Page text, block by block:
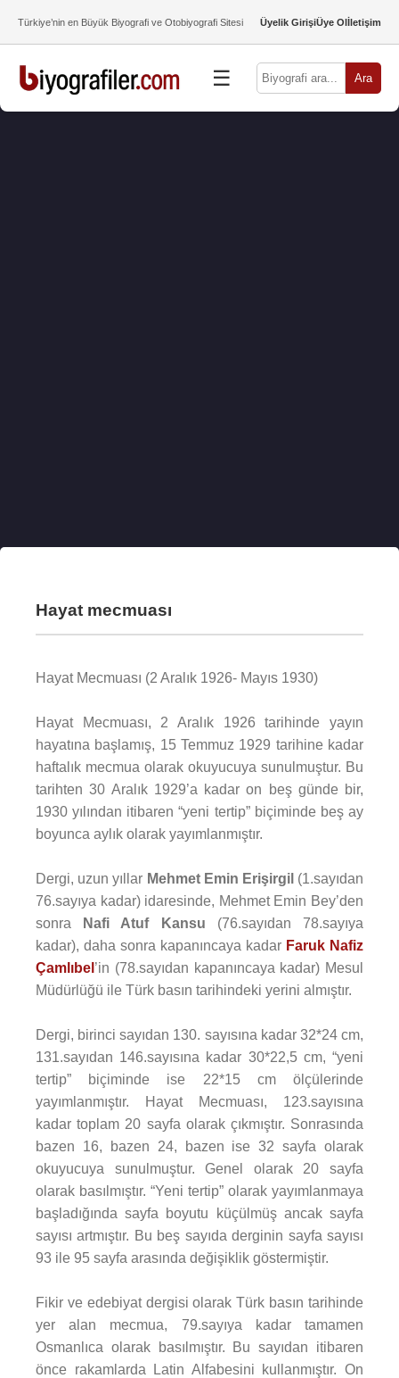
Türkiye’nin en Büyük Biyografi ve Otobiyografi Sitesi Üyelik GirişiÜye Olİletişim
☰ Ara
Hayat mecmuası
Hayat Mecmuası (2 Aralık 1926- Mayıs 1930)
Hayat Mecmuası, 2 Aralık 1926 tarihinde yayın
hayatına başlamış, 15 Temmuz 1929 tarihine kadar
haftalık mecmua olarak okuyucuya sunulmuştur. Bu
tarihten 30 Aralık 1929’a kadar on beş günde bir,
1930 yılından itibaren “yeni tertip” biçiminde beş ay
boyunca aylık olarak yayımlanmıştır.
Dergi, uzun yıllar Mehmet Emin Erişirgil (1.sayıdan
76.sayıya kadar) idaresinde, Mehmet Emin Bey’den
sonra
Nafi Atuf Kansu (76.sayıdan 78.sayıya
kadar), daha sonra kapanıncaya kadar Faruk Nafiz
Çamlıbel ’in (78.sayıdan kapanıncaya kadar) Mesul
Müdürlüğü ile Türk basın tarihindeki yerini almıştır.
Dergi, birinci sayıdan 130. sayısına kadar 32*24 cm,
131.sayıdan 146.sayısına kadar 30*22,5 cm, “yeni
tertip” biçiminde ise 22*15 cm ölçülerinde
yayımlanmıştır. Hayat Mecmuası, 123.sayısına
kadar toplam 20 sayfa olarak çıkmıştır. Sonrasında
bazen 16, bazen 24, bazen ise 32 sayfa olarak
okuyucuya sunulmuştur. Genel olarak 20 sayfa
olarak basılmıştır. “Yeni tertip” olarak yayımlanmaya
başladığında sayfa boyutu küçülmüş ancak sayfa
sayısı artmıştır. Bu beş sayıda derginin sayfa sayısı
93 ile 95 sayfa arasında değişiklik göstermiştir.
Fikir ve edebiyat dergisi olarak Türk basın tarihinde
yer alan mecmua, 79.sayıya kadar tamamen
Osmanlıca olarak basılmıştır. Bu sayıdan itibaren
önce rakamlarda Latin Alfabesini kullanmıştır. On